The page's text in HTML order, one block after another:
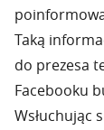
Taką
do prezesa
Facebooku
Wsłuchując